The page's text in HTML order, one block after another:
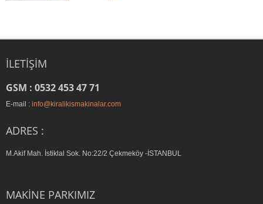
İLETIŞIM
GSM : 0532 453 47 71
E-mail : info@kiralikismakinalar.com
ADRES :
M.Akif Mah. İstiklal Sok. No:22/2 Çekmeköy -İSTANBUL
MAKINE PARKIMIZ